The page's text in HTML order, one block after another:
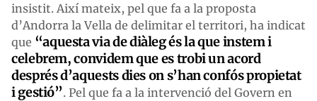
insistit. Així mateix, pel que fa a la proposta
d’Andorra la Vella de delimitar el territori, ha indicat
que “aquesta via de diàleg és la que instem i
celebrem, convidem que es trobi un acord
després d’aquests dies on s’han confós propietat
i gestió”. Pel que fa a la intervenció del Govern en